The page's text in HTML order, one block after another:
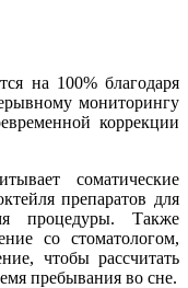
на 100% благодаря
мониторингу
коррекции
соматические
препаратов для
процедуры. Также
со стоматологом,
чтобы рассчитать
пребывания во сне.